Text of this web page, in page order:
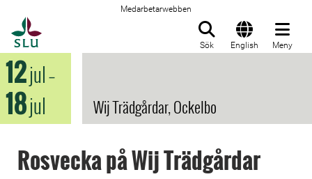
Medarbetarwebben
Sök English Meny
12jul–
18jul Wij Trädgårdar, Ockelbo
Rosvecka på Wij Trädgårdar